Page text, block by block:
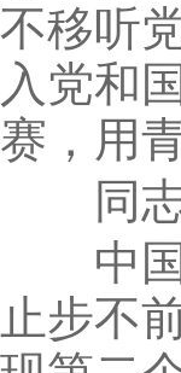
不移听
入党和
赛，用
同志
中国
止步不